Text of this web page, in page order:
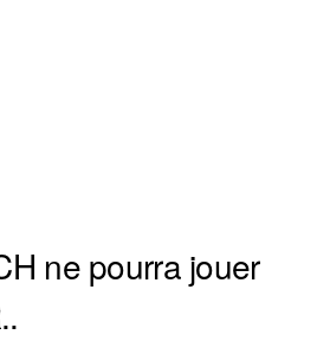
ne pourra jouer